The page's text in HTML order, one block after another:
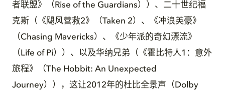
者联盟》（Rise of the Guardians））、二十世纪福
克斯（《飓风营救2》（Taken 2）、《冲浪英豪》
（Chasing Mavericks）、《少年派的奇幻漂流》
（Life of Pi））、以及华纳兄弟（《霍比特人1：意外
旅程》（The Hobbit: An Unexpected
Journey）），这让2012年的杜比全景声（Dolby